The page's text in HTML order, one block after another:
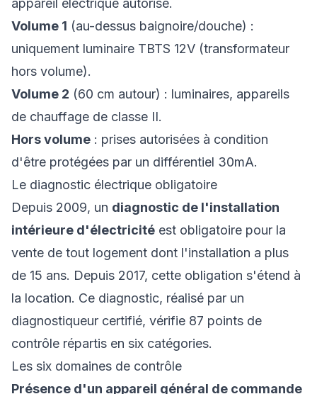
appareil électrique autorisé.
Volume 1 (au-dessus baignoire/douche) :
uniquement luminaire TBTS 12V (transformateur
hors volume).
Volume 2 (60 cm autour) : luminaires, appareils
de chauffage de classe II.
Hors volume : prises autorisées à condition
d'être protégées par un différentiel 30mA.
Le diagnostic électrique obligatoire
Depuis 2009, un diagnostic de l'installation
intérieure d'électricité est obligatoire pour la
vente de tout logement dont l'installation a plus
de 15 ans. Depuis 2017, cette obligation s'étend à
la location. Ce diagnostic, réalisé par un
diagnostiqueur certifié, vérifie 87 points de
contrôle répartis en six catégories.
Les six domaines de contrôle
Présence d'un appareil général de commande